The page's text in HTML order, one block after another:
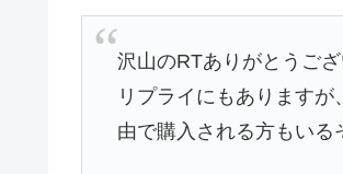
沢山のRTありがとうござ
リプライにもあります
由で購入される方もいる